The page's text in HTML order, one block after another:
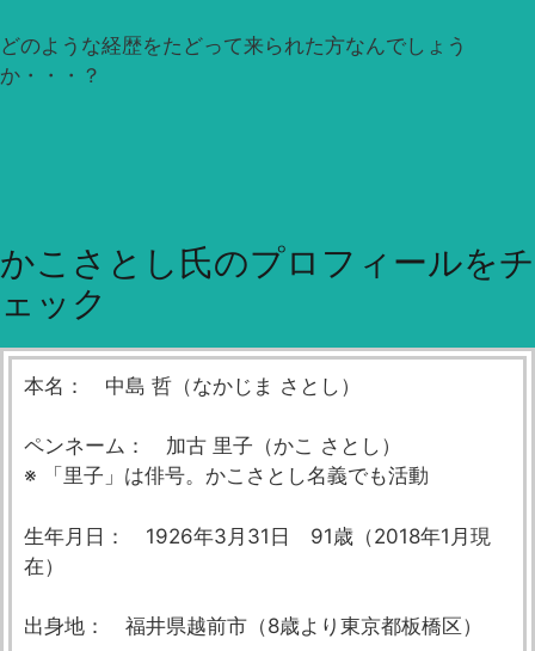
どのような経歴をたどって来られた方なんでしょう
か・・・？
かこさとし氏のプロフィールをチ
ェック
本名： 中島 哲（なかじま さとし）
ペンネーム： 加古 里子（かこ さとし）
※ 「里子」は俳号。かこさとし名義でも活動
生年月日： 1926年3月31日 91歳（2018年1月現
在）
出身地： 福井県越前市（8歳より東京都板橋区）